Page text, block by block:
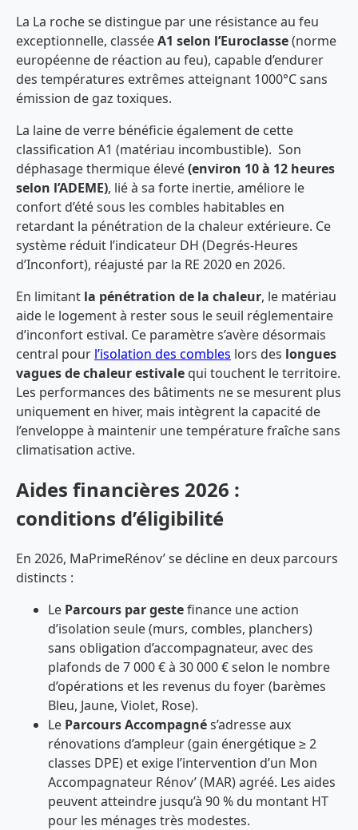
La La roche se distingue par une résistance au feu
exceptionnelle, classéeA1 selon l’Euroclasse(norme
européenne de réaction au feu), capable d’endurer
des températures extrêmes atteignant 1000°C sans
émission de gaz toxiques.
La laine de verre bénéficie également de cette
classification A1 (matériau incombustible). Son
déphasage thermique élevé(environ 10 à 12 heures
selon l’ADEME), lié à sa forte inertie, améliore le
confort d’été sous les combles habitables en
retardant la pénétration de la chaleur extérieure. Ce
système réduit l’indicateur DH (Degrés-Heures
d’Inconfort), réajusté par la RE 2020 en 2026.
En limitant la pénétration de la chaleur, le matériau
aide le logement à rester sous le seuil réglementaire
d’inconfort estival. Ce paramètre s’avère désormais
central pour l’isolation des combles lors des longues
vagues de chaleur estivale qui touchent le territoire.
Les performances des bâtiments ne se mesurent plus
uniquement en hiver, mais intègrent la capacité de
l’enveloppe à maintenir une température fraîche sans
climatisation active.
Aides financières 2026 :
conditions d’éligibilité
En 2026, MaPrimeRénov’ se décline en deux parcours
distincts :
Le Parcours par gestefinance une action
d’isolation seule (murs, combles, planchers)
sans obligation d’accompagnateur, avec des
plafonds de 7 000 € à 30 000 € selon le nombre
d’opérations et les revenus du foyer (barèmes
Bleu, Jaune, Violet, Rose).
Le Parcours Accompagnés’adresse aux
rénovations d’ampleur (gain énergétique ≥ 2
classes DPE) et exige l’intervention d’un Mon
Accompagnateur Rénov’ (MAR) agréé. Les aides
peuvent atteindre jusqu’à 90 % du montant HT
pour les ménages très modestes.